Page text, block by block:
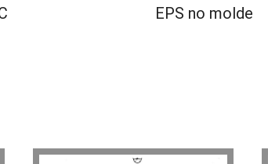
EPS no molde